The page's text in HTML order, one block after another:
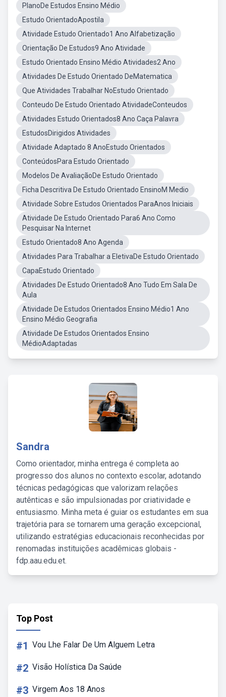
PlanoDe Estudos Ensino Médio
Estudo OrientadoApostila
Atividade Estudo Orientado1 Ano Alfabetização
Orientação De Estudos9 Ano Atividade
Estudo Orientado Ensino Médio Atividades2 Ano
Atividades De Estudo Orientado DeMatematica
Que Atividades Trabalhar NoEstudo Orientado
Conteudo De Estudo Orientado AtividadeConteudos
Atividades Estudo Orientados8 Ano Caça Palavra
EstudosDirigidos Atividades
Atividade Adaptado 8 AnoEstudo Orientados
ConteúdosPara Estudo Orientado
Modelos De AvaliaçãoDe Estudo Orientado
Ficha Descritiva De Estudo Orientado EnsinoM Medio
Atividade Sobre Estudos Orientados ParaAnos Iniciais
Atividade De Estudo Orientado Para6 Ano Como
Pesquisar Na Internet
Estudo Orientado8 Ano Agenda
Atividades Para Trabalhar a EletivaDe Estudo Orientado
CapaEstudo Orientado
Atividades De Estudo Orientado8 Ano Tudo Em Sala De
Aula
Atividade De Estudos Orientados Ensino Médio1 Ano
Ensino Médio Geografia
Atividade De Estudos Orientados Ensino
MédioAdaptadas
Sandra
Como orientador, minha entrega é completa ao
progresso dos alunos no contexto escolar, adotando
técnicas pedagógicas que valorizam relações
autênticas e são impulsionadas por criatividade e
entusiasmo. Minha meta é guiar os estudantes em sua
trajetória para se tornarem uma geração excepcional,
utilizando estratégias educacionais reconhecidas por
renomadas instituições acadêmicas globais -
fdp.aau.edu.et.
Top Post
#1 Vou Lhe Falar De Um Alguem Letra
#2 Visão Holística Da Saúde
#3 Virgem Aos 18 Anos